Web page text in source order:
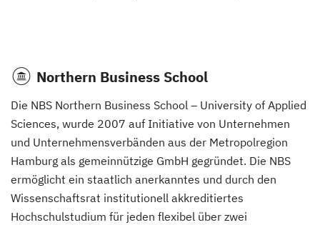
Northern Business School
Die NBS Northern Business School – University of Applied
Sciences, wurde 2007 auf Initiative von Unternehmen
und Unternehmensverbänden aus der Metropolregion
Hamburg als gemeinnützige GmbH gegründet. Die NBS
ermöglicht ein staatlich anerkanntes und durch den
Wissenschaftsrat institutionell akkreditiertes
Hochschulstudium für jeden flexibel über zwei